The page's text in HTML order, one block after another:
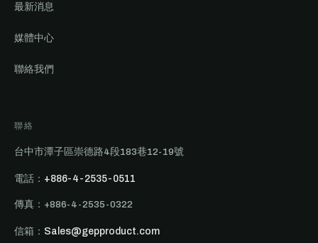
最新消息
媒體中心
聯絡我們
聯絡
台中市潭子區崇德路4段183巷12-19號
電話： +886-4-2535-0511
傳真：+886-4-2535-0322
信箱： Sales@gepproduct.com